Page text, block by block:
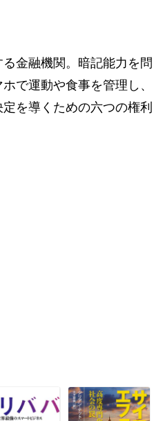
金融機関。暗記能力を問
で運動や食事を管理し、
を導くための六つの権利